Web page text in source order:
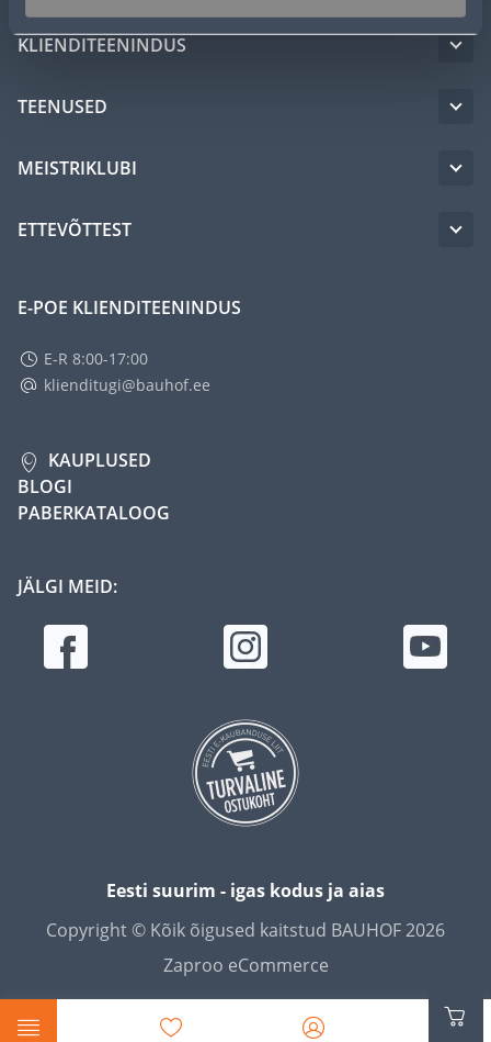
KLIENDITEENINDUS
TEENUSED
MEISTRIKLUBI
ETTEVÕTTEST
E-POE KLIENDITEENINDUS
E-R 8:00-17:00
klienditugi@bauhof.ee
KAUPLUSED
BLOGI
PABERKATALOOG
JÄLGI MEID:
Eesti suurim - igas kodus ja aias
Copyright © Kõik õigused kaitstud BAUHOF 2026
Zaproo eCommerce